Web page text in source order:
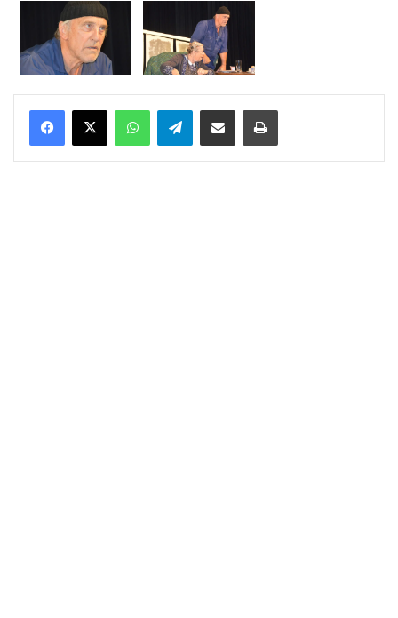
WhatsAppTelegramDelen via Email Print